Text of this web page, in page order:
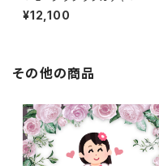
¥12,100
その他の商品